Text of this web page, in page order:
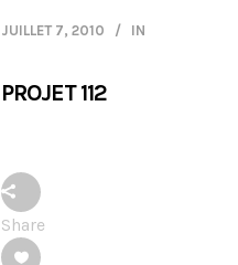
JUILLET 7, 2010 IN
PROJET 112
Share